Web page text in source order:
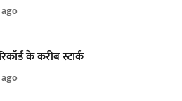
के करीब स्टार्क